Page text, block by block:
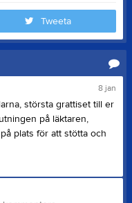
Tweeta
8 jan
största grattiset till er
på läktaren,
plats för att stötta och